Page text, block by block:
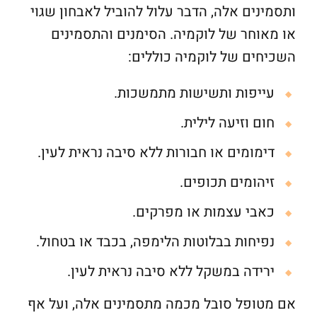
ותסמינים אלה, הדבר עלול להוביל לאבחון שגוי
או מאוחר של לוקמיה. הסימנים והתסמינים
השכיחים של לוקמיה כוללים:
עייפות ותשישות מתמשכות.
חום וזיעה לילית.
דימומים או חבורות ללא סיבה נראית לעין.
זיהומים תכופים.
כאבי עצמות או מפרקים.
נפיחות בבלוטות הלימפה, בכבד או בטחול.
ירידה במשקל ללא סיבה נראית לעין.
אם מטופל סובל מכמה מתסמינים אלה, ועל אף